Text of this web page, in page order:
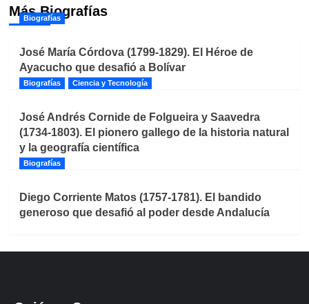
Más Biografías
Biografías
José María Córdova (1799-1829). El Héroe de
Ayacucho que desafió a Bolívar
Biografías Ciencia y Tecnología
José Andrés Cornide de Folgueira y Saavedra
(1734-1803). El pionero gallego de la historia natural
y la geografía científica
Biografías
Diego Corriente Matos (1757-1781). El bandido
generoso que desafió al poder desde Andalucía